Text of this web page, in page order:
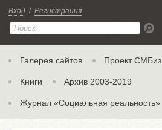
Вход / Регистрация
Галерея сайтов Проект СМБиз
Книги Архив 2003-2019
Журнал «Социальная реальность»